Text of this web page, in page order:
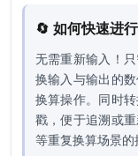
🔄 如何快速进
无需重新输入！
换输入与输出的
换算操作。同时
戳，便于追溯或
等重复换算场景的